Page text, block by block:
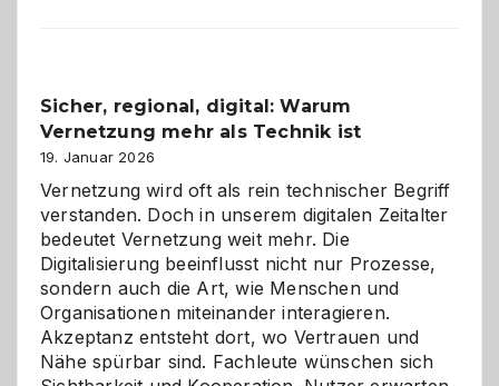
ein
dreifaches
Alaaf!
Sicher, regional, digital: Warum
Vernetzung mehr als Technik ist
19. Januar 2026
Vernetzung wird oft als rein technischer Begriff
verstanden. Doch in unserem digitalen Zeitalter
bedeutet Vernetzung weit mehr. Die
Digitalisierung beeinflusst nicht nur Prozesse,
sondern auch die Art, wie Menschen und
Organisationen miteinander interagieren.
Akzeptanz entsteht dort, wo Vertrauen und
Nähe spürbar sind. Fachleute wünschen sich